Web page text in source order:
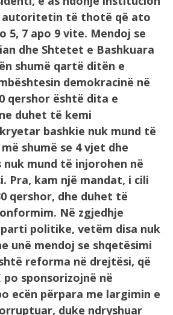
autoritetin të thotë që ato
5, 7 apo 9 vite. Mendoj se
dhe Shtetet e Bashkuara
shumë qartë ditën e
demokracinë në
qershor është dita e
duhet të kemi
bashkie nuk mund të
shumë se 4 vjet dhe
mund të injorohen në
Pra, kam një mandat, i cili
qershor, dhe duhet të
Në zgjedhje
politike, vetëm disa nuk
unë mendoj se shqetësimi
reforma në drejtësi, që
po sponsorizojnë në
ecën përpara me largimin e
duke ndryshuar